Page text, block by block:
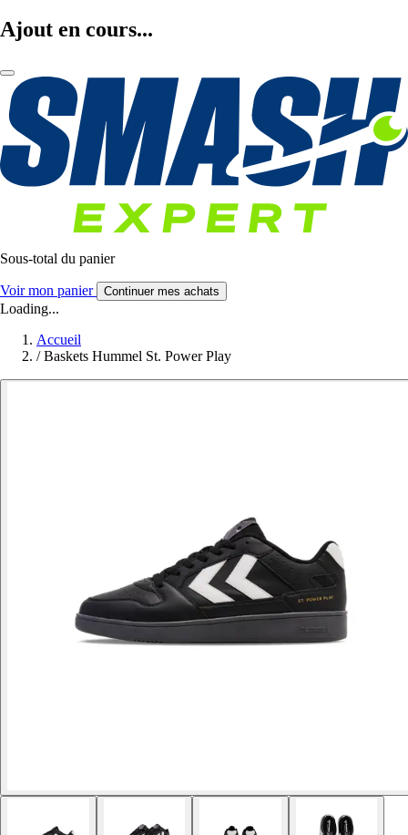
Ajout en cours...
Sous-total du panier
Voir mon panier Continuer mes achats
Loading...
Accueil
/ Baskets Hummel St. Power Play